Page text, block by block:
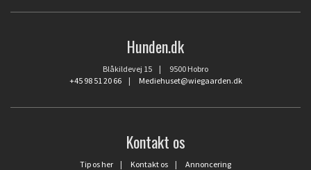
Hunden.dk
Blåkildevej 15 | 9500 Hobro
+45 98 51 20 66| Mediehuset@wiegaarden.dk
Kontakt os
Tip os her | Kontakt os | Annoncering